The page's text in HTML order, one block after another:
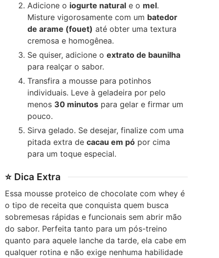
Adicione o iogurte natural e o mel.
Misture vigorosamente com um batedor
de arame (fouet) até obter uma textura
cremosa e homogênea.
Se quiser, adicione oextrato de baunilha
para realçar o sabor.
Transfira a mousse para potinhos
individuais. Leve à geladeira por pelo
menos 30 minutos para gelar e firmar um
pouco.
Sirva gelado. Se desejar, finalize com uma
pitada extra decacau em pó por cima
para um toque especial.
⭐ Dica Extra
Essa mousse proteico de chocolate com whey é
o tipo de receita que conquista quem busca
sobremesas rápidas e funcionais sem abrir mão
do sabor. Perfeita tanto para um pós-treino
quanto para aquele lanche da tarde, ela cabe em
qualquer rotina e não exige nenhuma habilidade